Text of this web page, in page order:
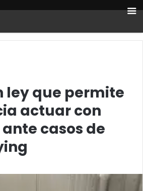
ley que permite
actuar con
casos de